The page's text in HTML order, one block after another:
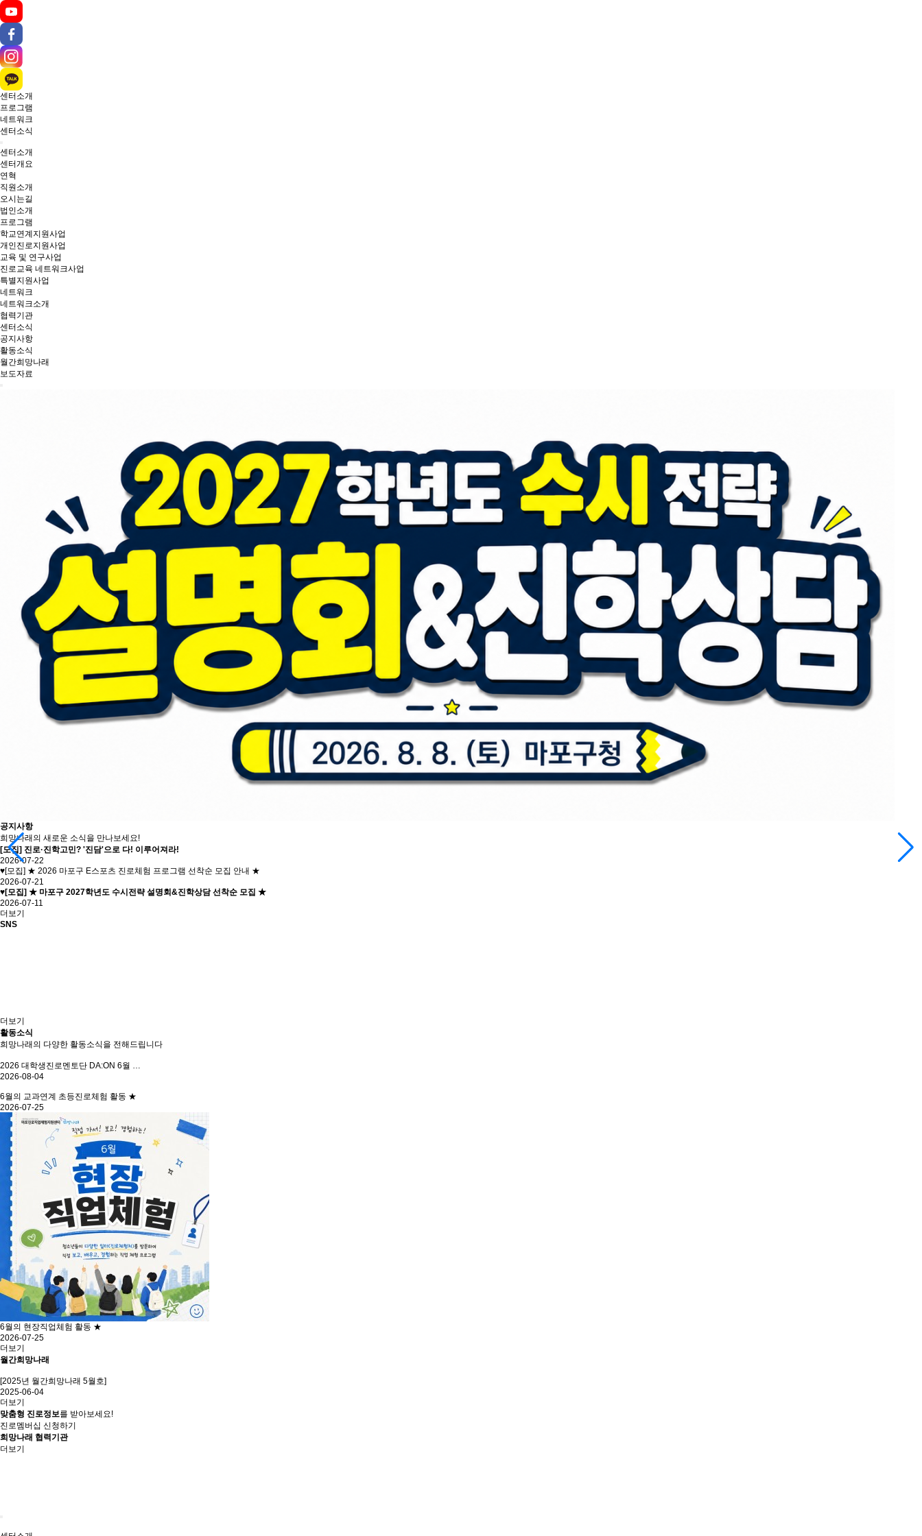
센터소개
프로그램
네트워크
센터소식
센터소개
센터개요
연혁
직원소개
오시는길
법인소개
프로그램
학교연계지원사업
개인진로지원사업
교육 및 연구사업
진로교육 네트워크사업
특별지원사업
네트워크
네트워크소개
협력기관
센터소식
공지사항
활동소식
월간희망나래
보도자료
공지사항
희망나래의 새로운 소식을 만나보세요!
[모집] 진로·진학고민? '진담'으로 다! 이루어져라!
2026-07-22
♥[모집] ★ 2026 마포구 E스포츠 진로체험 프로그램 선착순 모집 안내 ★
2026-07-21
♥[모집] ★ 마포구 2027학년도 수시전략 설명회&진학상담 선착순 모집 ★
2026-07-11
더보기
SNS
더보기
활동소식
희망나래의 다양한 활동소식을 전해드립니다
2026 대학생진로멘토단 DA:ON 6월 …
2026-08-04
6월의 교과연계 초등진로체험 활동 ★
2026-07-25
6월의 현장직업체험 활동 ★
2026-07-25
더보기
월간희망나래
[2025년 월간희망나래 5월호]
2025-06-04
더보기
맞춤형 진로정보를 받아보세요!
진로멤버십 신청하기
희망나래 협력기관
더보기